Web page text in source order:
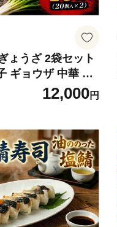
ょうざ 2袋セット
ギョウザ 中華 ネ
つまみ 手軽なおか
トランの味 東金グ
タミナ 東金市 千
12,000円